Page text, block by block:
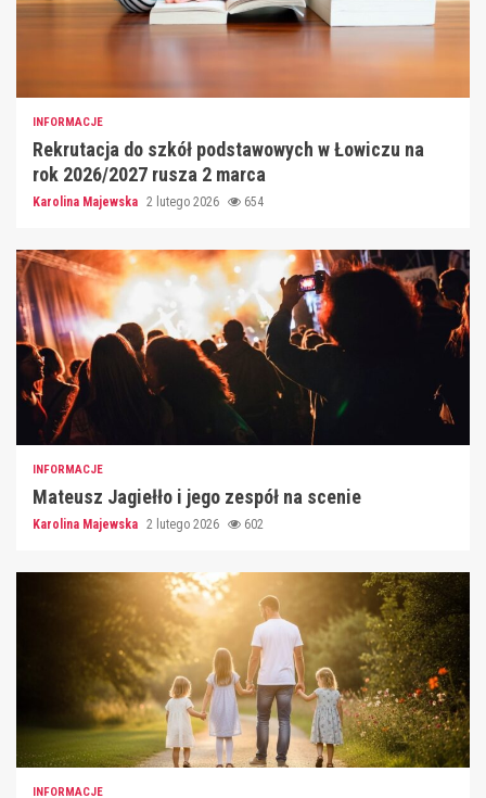
INFORMACJE
Rekrutacja do szkół podstawowych w Łowiczu na
rok 2026/2027 rusza 2 marca
Karolina Majewska 2 lutego 2026 654
INFORMACJE
Mateusz Jagiełło i jego zespół na scenie
Karolina Majewska 2 lutego 2026 602
INFORMACJE